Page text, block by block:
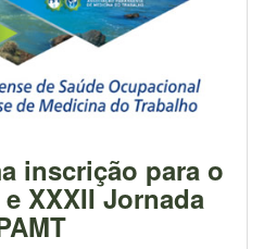
inscrição para o
XXXII Jornada